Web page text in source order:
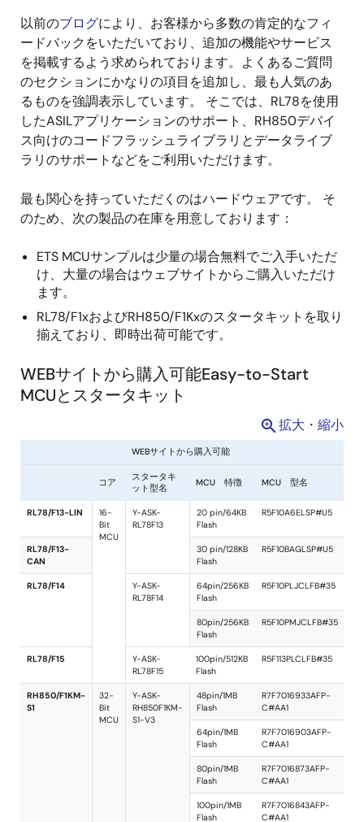
以前のブログにより、お客様から多数の肯定的なフィ
ードバックをいただいており、追加の機能やサービス
を掲載するよう求められております。よくあるご質問
のセクションにかなりの項目を追加し、最も人気のあ
るものを強調表示しています。 そこでは、RL78を使用
したASILアプリケーションのサポート、RH850デバイ
ス向けのコードフラッシュライブラリとデータライブ
ラリのサポートなどをご利用いただけます。
最も関心を持っていただくのはハードウェアです。 そ
のため、次の製品の在庫を用意しております：
ETS MCUサンプルは少量の場合無料でご入手いただ
け、大量の場合はウェブサイトからご購入いただけ
ます。
RL78/F1xおよびRH850/F1Kxのスタータキットを取り
揃えており、即時出荷可能です。
WEBサイトから購入可能Easy-to-Start
MCUとスタータキット
拡大・縮小